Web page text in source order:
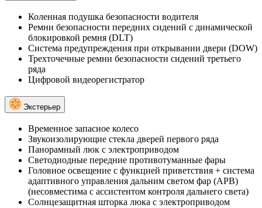
Коленная подушка безопасности водителя
Ремни безопасности передних сидений с динамической
блокировкой ремня (DLT)
Система предупреждения при открывании двери (DOW)
Трехточечные ремни безопасности сидений третьего
ряда
Цифровой видеорегистратор
Экстерьер
Временное запасное колесо
Звукоизолирующие стекла дверей первого ряда
Панорамный люк с электроприводом
Светодиодные передние противотуманные фары
Головное освещение с функцией приветствия + система
адаптивного управления дальним светом фар (АРВ)
(несовместима с ассистентом контроля дальнего света)
Солнцезащитная шторка люка с электроприводом